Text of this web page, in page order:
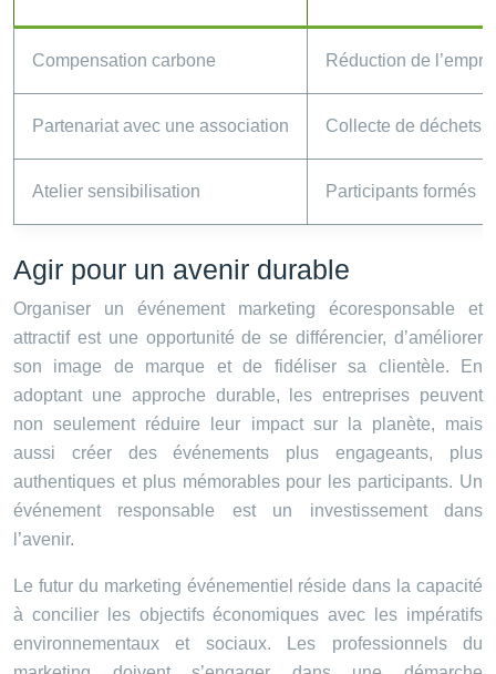
Compensation carbone Réduction de
Partenariat avec une association Collecte de déchets
Atelier sensibilisation Participants formés
Agir pour un avenir durable
Organiser un événement marketing écoresponsable et
attractif est une opportunité de se différencier, d’améliorer
son image de marque et de fidéliser sa clientèle. En
adoptant une approche durable, les entreprises peuvent
non seulement réduire leur impact sur la planète, mais
aussi créer des événements plus engageants, plus
authentiques et plus mémorables pour les participants. Un
événement responsable est un investissement dans
l’avenir.
Le futur du marketing événementiel réside dans la capacité
à concilier les objectifs économiques avec les impératifs
environnementaux et sociaux. Les professionnels du